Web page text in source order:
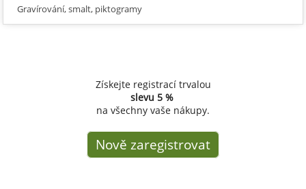
Gravírování, smalt, piktogramy
Získejte registrací trvalou
slevu 5 %
na všechny vaše nákupy.
Nově zaregistrovat